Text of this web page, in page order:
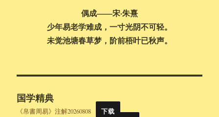
偶成——宋·朱熹
少年易老学难成，一寸光阴不可轻。
未觉池塘春草梦，阶前梧叶已秋声。
国学精典
《帛書周易》注解20260808
下载